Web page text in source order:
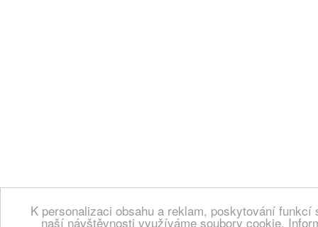
K personalizaci obsahu a reklam, poskytování
naší návštěvnosti využíváme soubory cookie.